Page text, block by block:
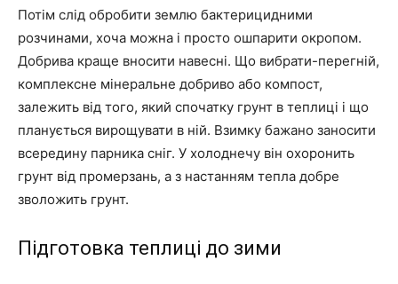
Потім слід обробити землю бактерицидними
розчинами, хоча можна і просто ошпарити окропом.
Добрива краще вносити навесні. Що вибрати-перегній,
комплексне мінеральне добриво або компост,
залежить від того, який спочатку грунт в теплиці і що
планується вирощувати в ній. Взимку бажано заносити
всередину парника сніг. У холоднечу він охоронить
грунт від промерзань, а з настанням тепла добре
зволожить грунт.
Підготовка теплиці до зими